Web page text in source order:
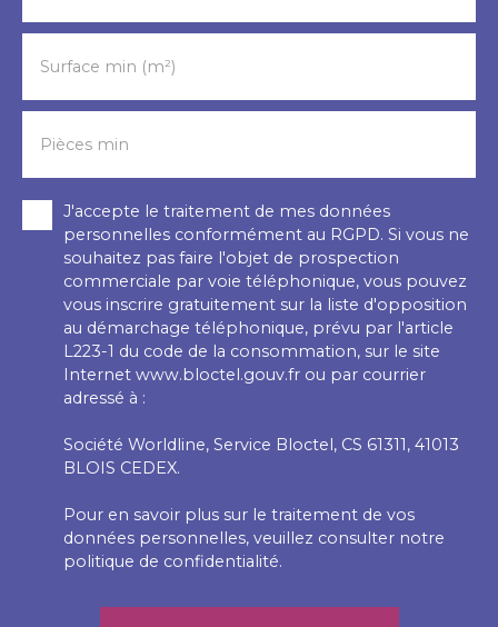
Surface min (m²)
Pièces min
J'accepte le traitement de mes données
personnelles conformément au RGPD. Si vous ne
souhaitez pas faire l'objet de prospection
commerciale par voie téléphonique, vous pouvez
vous inscrire gratuitement sur la liste d'opposition
au démarchage téléphonique, prévu par l'article
L223-1 du code de la consommation, sur le site
Internet www.bloctel.gouv.fr ou par courrier
adressé à :
Société Worldline, Service Bloctel, CS 61311, 41013
BLOIS CEDEX.
Pour en savoir plus sur le traitement de vos
données personnelles, veuillez consulter notre
politique de confidentialité.